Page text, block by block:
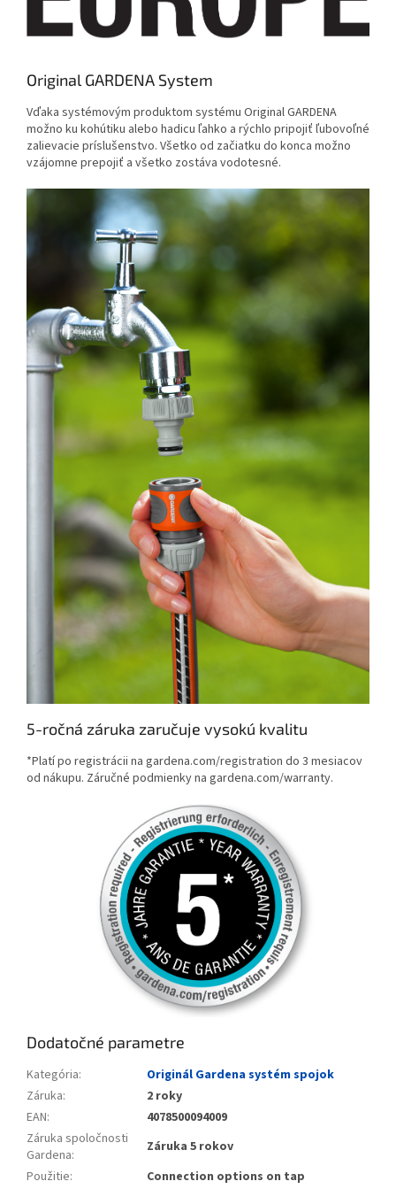
Original GARDENA System
Vďaka systémovým produktom systému Original GARDENA
možno ku kohútiku alebo hadicu ľahko a rýchlo pripojiť ľubovoľné
zalievacie príslušenstvo. Všetko od začiatku do konca možno
vzájomne prepojiť a všetko zostáva vodotesné.
5-ročná záruka zaručuje vysokú kvalitu
*Platí po registrácii na gardena.com/registration do 3 mesiacov
od nákupu. Záručné podmienky na gardena.com/warranty.
Dodatočné parametre
Kategória:
Originál Gardena systém spojok
Záruka:
2 roky
EAN:
4078500094009
Záruka spoločnosti
Gardena:
Záruka 5 rokov
Použitie:
Connection options on tap